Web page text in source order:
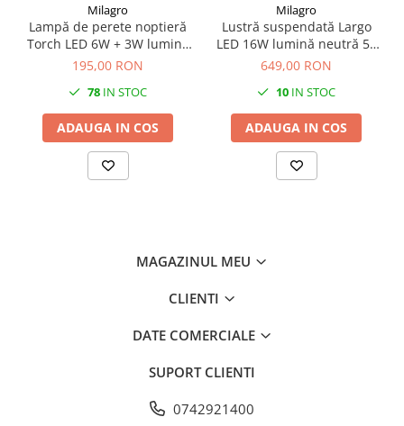
Milagro
Lampă de perete noptieră
Torch LED 6W + 3W lumină
neutră 55 cm negru
195,00 RON
78 IN STOC
ADAUGA IN COS
Milagro
Lustră suspendată Largo
LED 16W lumină neutră 50
cm auriu
649,00 RON
10 IN STOC
ADAUGA IN COS
MAGAZINUL MEU
CLIENTI
DATE COMERCIALE
SUPORT CLIENTI
0742921400